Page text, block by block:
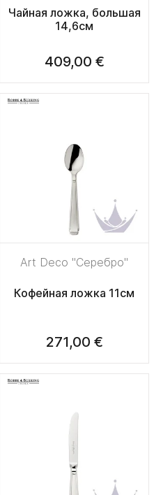
Чайная ложка, большая
14,6см
409,00 €
Art Deco "Серебро"
Кофейная ложка 11см
271,00 €